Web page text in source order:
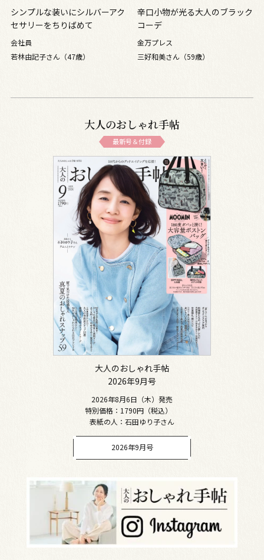
シンプルな装いにシルバーアク
セサリーをちりばめて
会社員
若林由記子さん（47歳）
辛口小物が光る大人のブラック
コーデ
金万プレス
三好和美さん（59歳）
大人のおしゃれ手帖
最新号＆付録
大人のおしゃれ手帖
2026年9月号
2026年8月6日（木）発売
特別価格：1790円（税込）
表紙の人：石田ゆり子さん
2026年9月号